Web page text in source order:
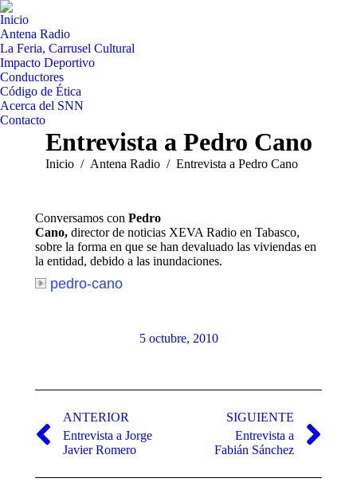
Inicio
Antena Radio
La Feria, Carrusel Cultural
Impacto Deportivo
Conductores
Código de Ética
Acerca del SNN
Contacto
Entrevista a Pedro Cano
Estás aquí:
Inicio Antena Radio Entrevista a Pedro Cano
Conversamos con Pedro
Cano, director de noticias XEVA Radio en Tabasco,
sobre la forma en que se han devaluado las viviendas en
la entidad, debido a las inundaciones.
pedro-cano
5 octubre, 2010
entre
publicaciones
ANTERIOR
Publicación
anterior:
Entrevista a Jorge
Javier Romero
SIGUIENTE
Publicación
siguiente:
Entrevista a
Fabián Sánchez